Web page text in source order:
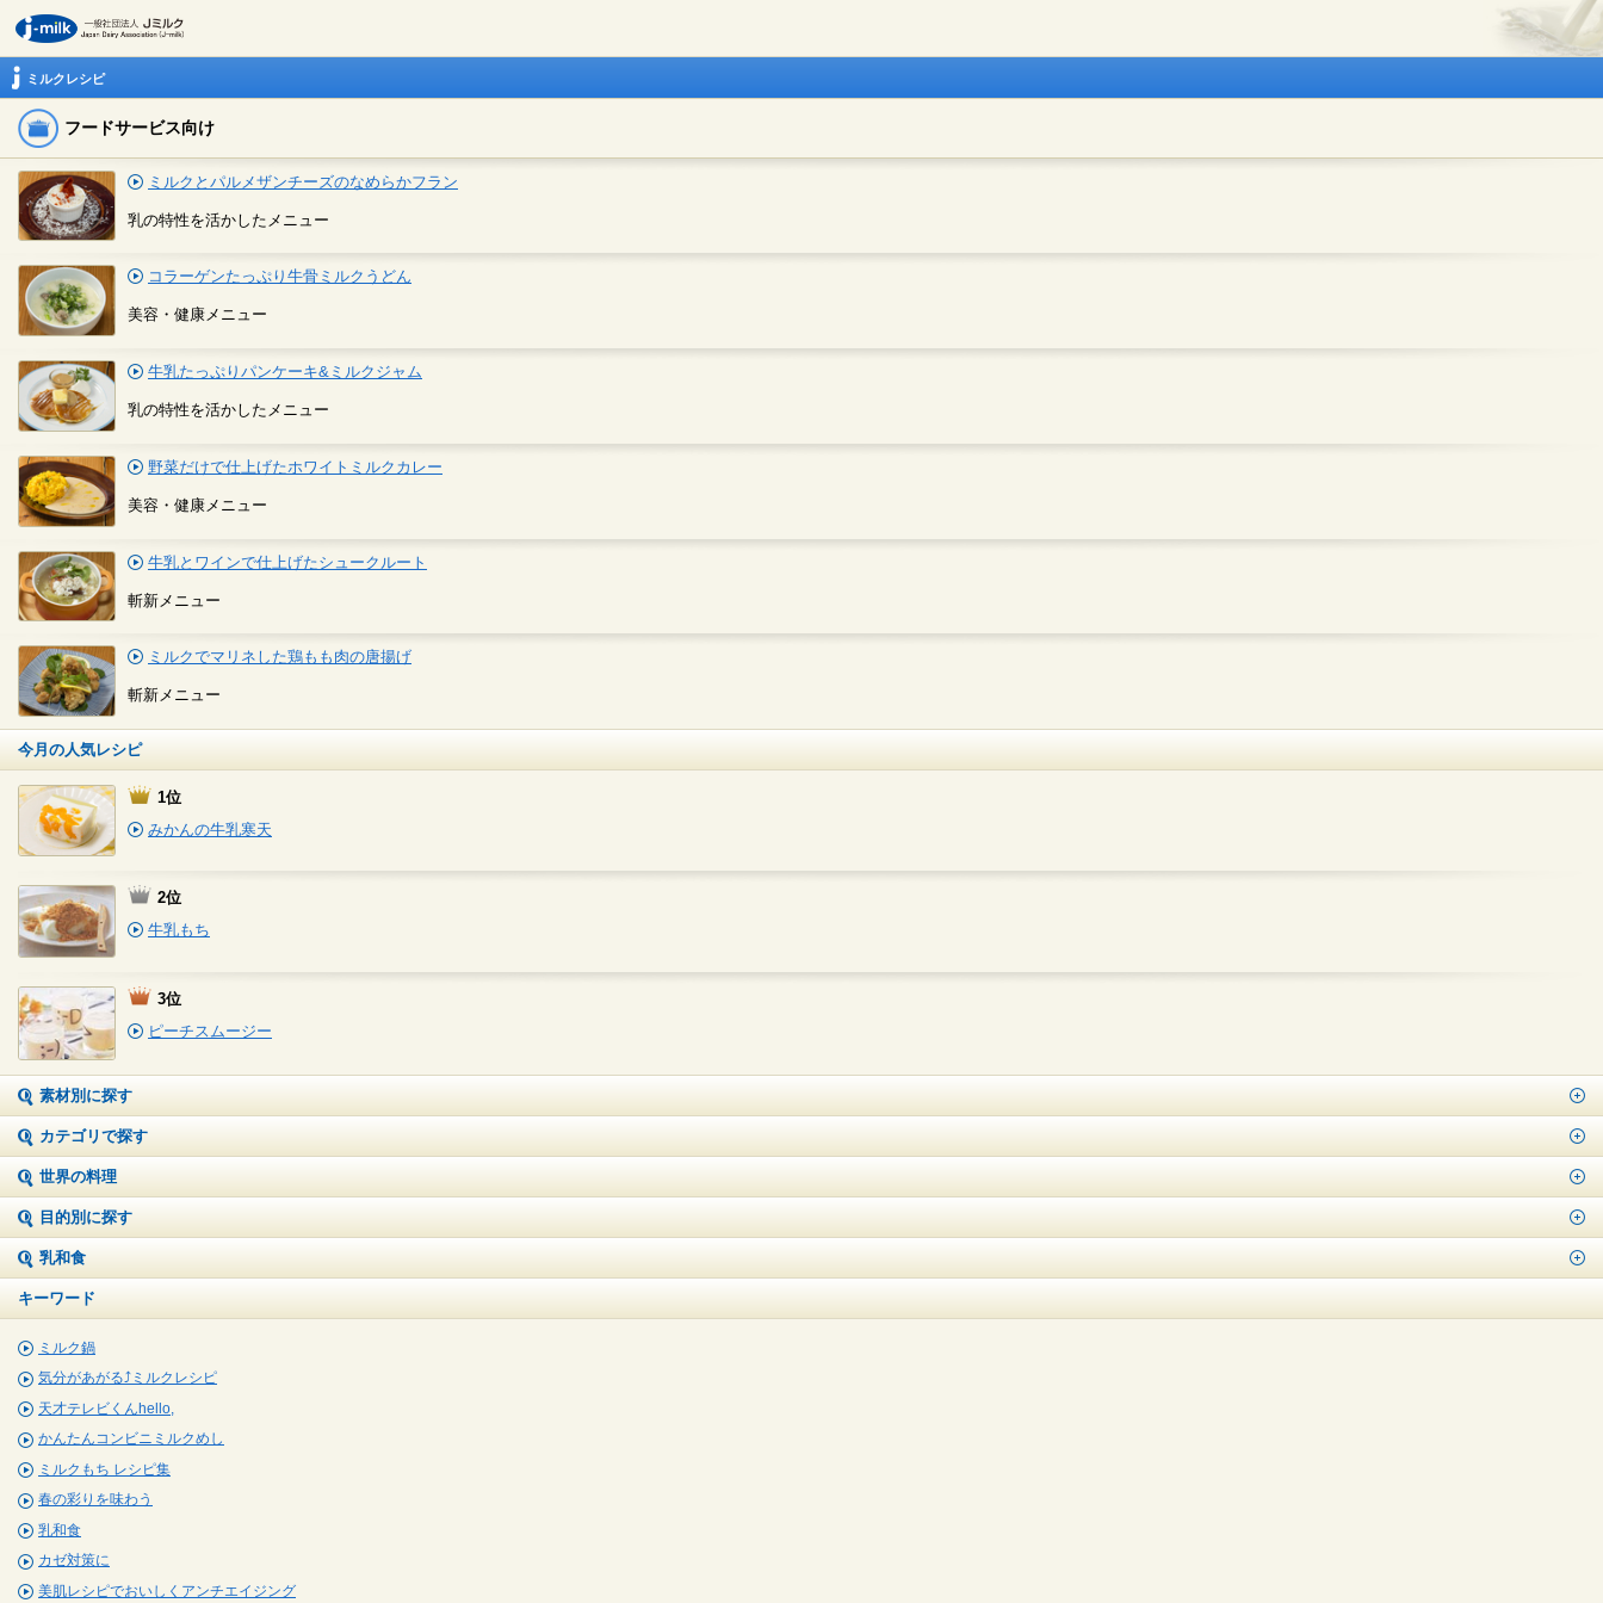
ミルクレシピ
フードサービス向け
ミルクとパルメザンチーズのなめらかフラン
乳の特性を活かしたメニュー
コラーゲンたっぷり牛骨ミルクうどん
美容・健康メニュー
牛乳たっぷりパンケーキ&ミルクジャム
乳の特性を活かしたメニュー
野菜だけで仕上げたホワイトミルクカレー
美容・健康メニュー
牛乳とワインで仕上げたシュークルート
斬新メニュー
ミルクでマリネした鶏もも肉の唐揚げ
斬新メニュー
今月の人気レシピ
1位
みかんの牛乳寒天
2位
牛乳もち
3位
ピーチスムージー
素材別に探す
カテゴリで探す
世界の料理
目的別に探す
乳和食
キーワード
ミルク鍋
気分があがる⤴ミルクレシピ
天才テレビくんhello,
かんたんコンビニミルクめし
ミルクもち レシピ集
春の彩りを味わう
乳和食
カゼ対策に
美肌レシピでおいしくアンチエイジング